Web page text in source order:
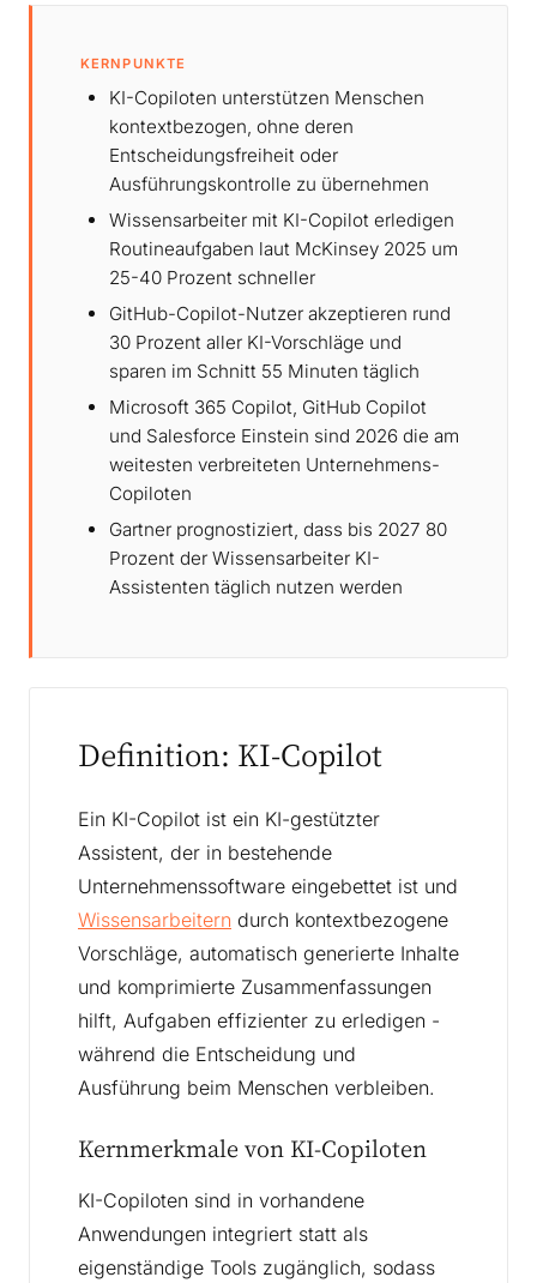
KERNPUNKTE
KI-Copiloten unterstützen Menschen
kontextbezogen, ohne deren
Entscheidungsfreiheit oder
Ausführungskontrolle zu übernehmen
Wissensarbeiter mit KI-Copilot erledigen
Routineaufgaben laut McKinsey 2025 um
25-40 Prozent schneller
GitHub-Copilot-Nutzer akzeptieren rund
30 Prozent aller KI-Vorschläge und
sparen im Schnitt 55 Minuten täglich
Microsoft 365 Copilot, GitHub Copilot
und Salesforce Einstein sind 2026 die am
weitesten verbreiteten Unternehmens-
Copiloten
Gartner prognostiziert, dass bis 2027 80
Prozent der Wissensarbeiter KI-
Assistenten täglich nutzen werden
Definition: KI-Copilot
Ein KI-Copilot ist ein KI-gestützter
Assistent, der in bestehende
Unternehmenssoftware eingebettet ist und
Wissensarbeitern durch kontextbezogene
Vorschläge, automatisch generierte Inhalte
und komprimierte Zusammenfassungen
hilft, Aufgaben effizienter zu erledigen -
während die Entscheidung und
Ausführung beim Menschen verbleiben.
Kernmerkmale von KI-Copiloten
KI-Copiloten sind in vorhandene
Anwendungen integriert statt als
eigenständige Tools zugänglich, sodass